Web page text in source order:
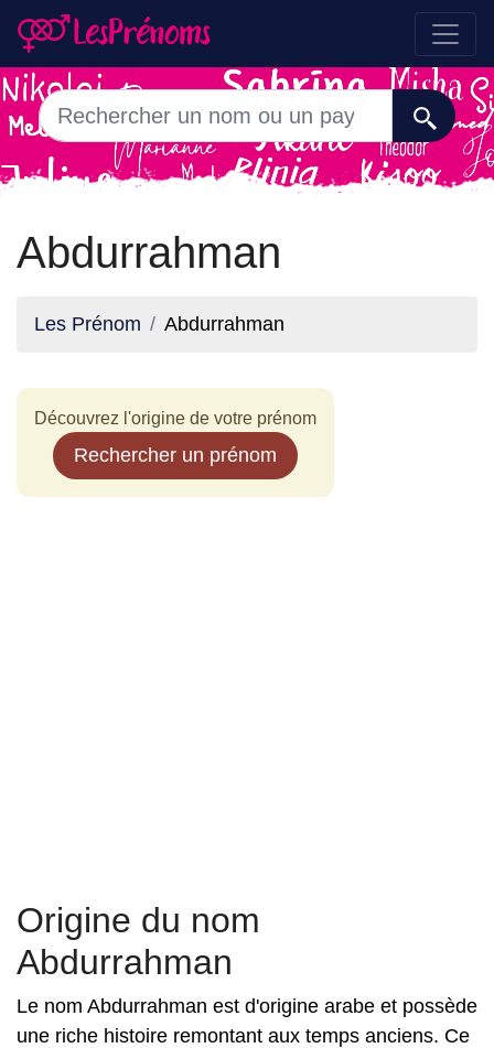
Abdurrahman
Les Prénom Abdurrahman
Découvrez l'origine de votre prénom
Rechercher un prénom
Origine du nom
Abdurrahman
Le nom Abdurrahman est d'origine arabe et possède
une riche histoire remontant aux temps anciens. Ce